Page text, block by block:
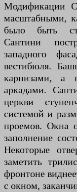
Модификации
масштабными,
было быть
Сантини
западного
вестибюля.
карнизами, а
аркадами.
церкви
системой и
проемов. Окна
заполнение
Некоторые
заметить
фронтоне
с окном,